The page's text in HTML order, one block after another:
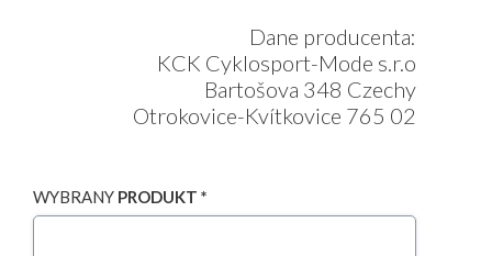
Dane producenta:
KCK Cyklosport-Mode s.r.o
Bartošova 348 Czechy
Otrokovice-Kvítkovice 765 02
WYBRANY PRODUKT *